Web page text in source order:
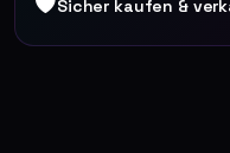
Sicher kaufen &